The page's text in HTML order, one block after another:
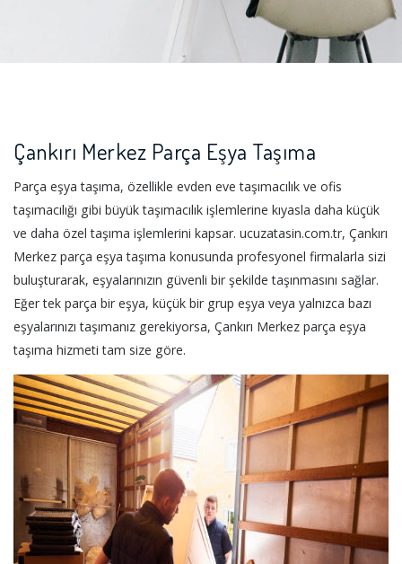
Çankırı Merkez Parça Eşya Taşıma
Parça eşya taşıma, özellikle evden eve taşımacılık ve ofis
taşımacılığı gibi büyük taşımacılık işlemlerine kıyasla daha küçük
ve daha özel taşıma işlemlerini kapsar. ucuzatasin.com.tr, Çankırı
Merkez parça eşya taşıma konusunda profesyonel firmalarla sizi
buluşturarak, eşyalarınızın güvenli bir şekilde taşınmasını sağlar.
Eğer tek parça bir eşya, küçük bir grup eşya veya yalnızca bazı
eşyalarınızı taşımanız gerekiyorsa, Çankırı Merkez parça eşya
taşıma hizmeti tam size göre.